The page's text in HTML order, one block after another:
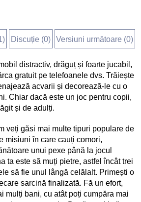
) Discuție (0) Versiuni următoare (0)
distractiv, drăguț și foarte jucabil,
gratuit pe telefoanele dvs. Trăiește
acvarii și decorează-le cu o
Chiar dacă este un joc pentru copii,
și de adulți.
veți găsi mai multe tipuri populare de
misiuni în care cauți comori,
unui pexe până la jocul
ta este să muți pietre, astfel încât trei
să fie unul lângă celălalt. Primești o
sarcină finalizată. Fă un efort,
mulți bani, cu atât poți cumpăra mai